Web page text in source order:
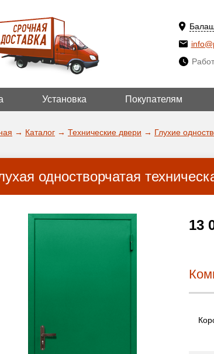
ДА!
Установка Покупателям
→ Каталог → Технические двери → Глухие
одностворчатая
13